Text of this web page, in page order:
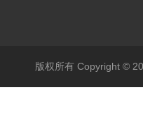
版权所有 Copyright ©